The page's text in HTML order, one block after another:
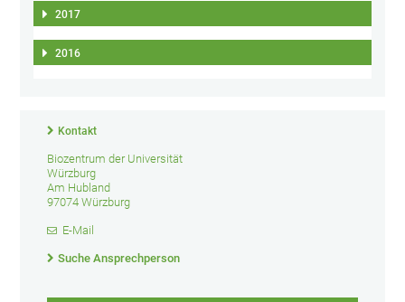
2017
2016
Kontakt
Biozentrum der Universität
Würzburg
Am Hubland
97074 Würzburg
E-Mail
Suche Ansprechperson